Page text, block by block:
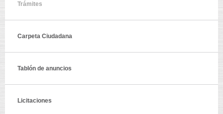
Trámites
Carpeta Ciudadana
Tablón de anuncios
Licitaciones